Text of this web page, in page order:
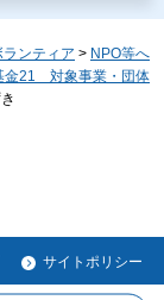
ランティア > NPO等へ
金21 対象事業・団体
サイトポリシー